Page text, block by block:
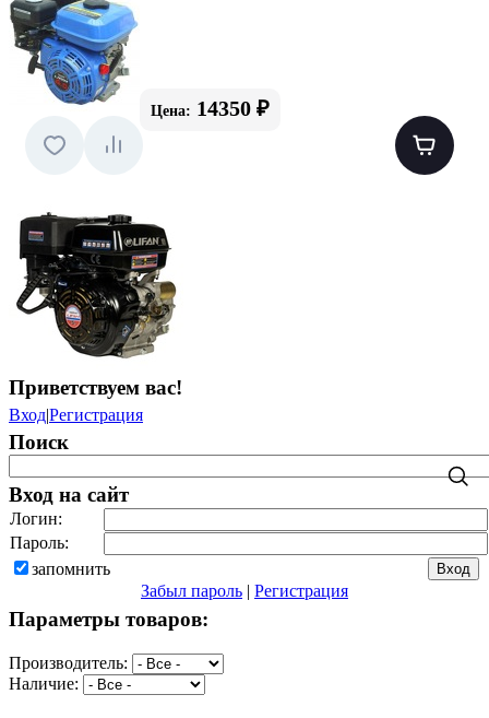
Цена: 14350 ₽
Приветствуем вас!
Вход|Регистрация
Поиск
Вход на сайт
Логин:
Пароль:
запомнить
Забыл пароль | Регистрация
Параметры товаров:
Производитель:
Наличие: